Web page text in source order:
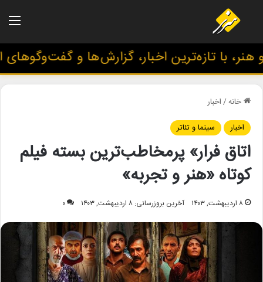
با تازه‌ترین اخبار، گزارش‌ها و گفت‌وگوهای
خانه/اخبار
اخبار
سینما و تئاتر
اتاق فرار» پرمخاطب‌ترین بسته فیلم
کوتاه «هنر و تجربه»
۸ اردیبهشت, ۱۴۰۳ آخرین بروزرسانی: ۸ اردیبهشت, ۱۴۰۳ ۰